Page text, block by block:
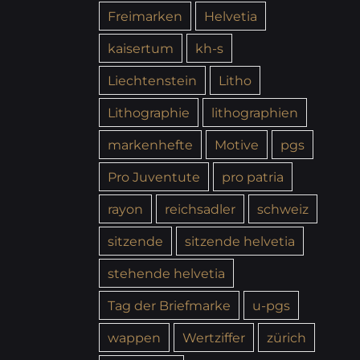
Freimarken
Helvetia
kaisertum
kh-s
Liechtenstein
Litho
Lithographie
lithographien
markenhefte
Motive
pgs
Pro Juventute
pro patria
rayon
reichsadler
schweiz
sitzende
sitzende helvetia
stehende helvetia
Tag der Briefmarke
u-pgs
wappen
Wertziffer zürich